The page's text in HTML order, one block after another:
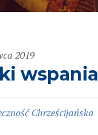
2019
Chrześcijańska